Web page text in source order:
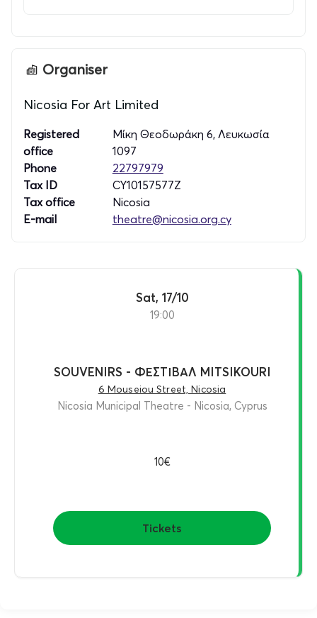
Organiser
Nicosia For Art Limited
Registered
office
Μίκη Θεοδωράκη 6, Λευκωσία
1097
Phone
22797979
Tax ID
CY10157577Z
Tax office
Nicosia
E-mail
theatre@nicosia.org.cy
Sat, 17/10
19:00
SOUVENIRS - ΦΕΣΤΙΒΑΛ MITSIKOURI
6 Mouseiou Street, Nicosia
Nicosia Municipal Theatre - Nicosia, Cyprus
10€
Tickets